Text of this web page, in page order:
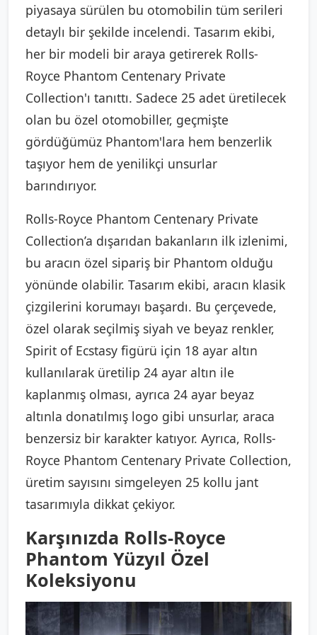
piyasaya sürülen bu otomobilin tüm serileri
detaylı bir şekilde incelendi. Tasarım ekibi,
her bir modeli bir araya getirerek Rolls-
Royce Phantom Centenary Private
Collection'ı tanıttı. Sadece 25 adet üretilecek
olan bu özel otomobiller, geçmişte
gördüğümüz Phantom'lara hem benzerlik
taşıyor hem de yenilikçi unsurlar
barındırıyor.
Rolls-Royce Phantom Centenary Private
Collection’a dışarıdan bakanların ilk izlenimi,
bu aracın özel sipariş bir Phantom olduğu
yönünde olabilir. Tasarım ekibi, aracın klasik
çizgilerini korumayı başardı. Bu çerçevede,
özel olarak seçilmiş siyah ve beyaz renkler,
Spirit of Ecstasy figürü için 18 ayar altın
kullanılarak üretilip 24 ayar altın ile
kaplanmış olması, ayrıca 24 ayar beyaz
altınla donatılmış logo gibi unsurlar, araca
benzersiz bir karakter katıyor. Ayrıca, Rolls-
Royce Phantom Centenary Private Collection,
üretim sayısını simgeleyen 25 kollu jant
tasarımıyla dikkat çekiyor.
Karşınızda Rolls-Royce
Phantom Yüzyıl Özel
Koleksiyonu